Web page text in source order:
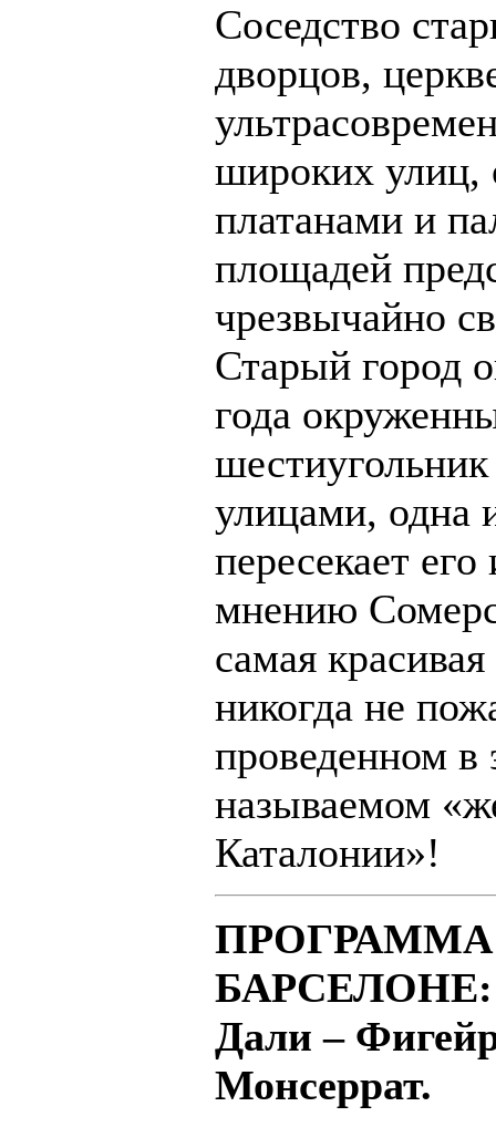
Соседство
дворцов,
широких улиц,
платанами и
площадей
чрезвычайно
Старый город
года
улицами, одна
пересекает
мнению
самая
никогда не
проведенном в
называемом
Каталонии»!
БАРСЕЛОНЕ:
Дали –
Монсеррат.